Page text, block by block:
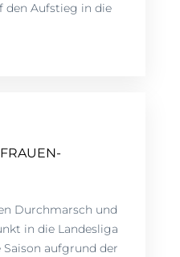
den Aufstieg in die
Durchmarsch und
in die Landesliga
aufgrund der